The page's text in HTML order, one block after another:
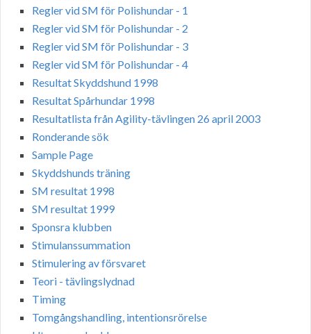
Regler vid SM för Polishundar - 1
Regler vid SM för Polishundar - 2
Regler vid SM för Polishundar - 3
Regler vid SM för Polishundar - 4
Resultat Skyddshund 1998
Resultat Spårhundar 1998
Resultatlista från Agility-tävlingen 26 april 2003
Ronderande sök
Sample Page
Skyddshunds träning
SM resultat 1998
SM resultat 1999
Sponsra klubben
Stimulanssummation
Stimulering av försvaret
Teori - tävlingslydnad
Timing
Tomgångshandling, intentionsrörelse